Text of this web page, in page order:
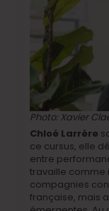
Photo: Xavier
Chloé Larrère
ce cursus, elle
entre
travaille comme
compagnies
française, mais